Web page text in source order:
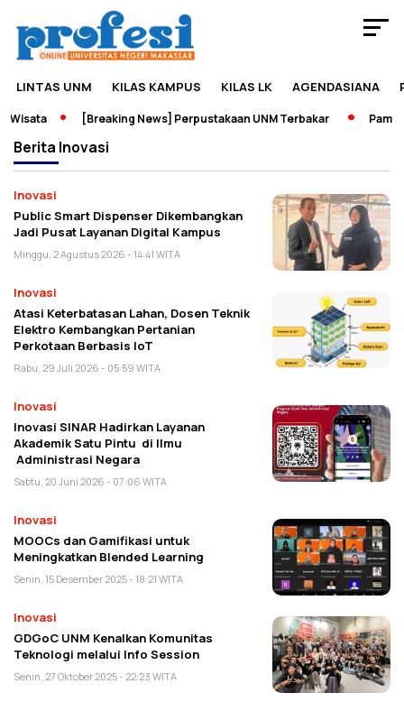
LINTAS UNM KILAS KAMPUS KILAS LK AGENDASIANA
[Breaking News] Perpustakaan UNM Terbakar
Berita Inovasi
Inovasi
Public Smart Dispenser Dikembangkan
Jadi Pusat Layanan Digital Kampus
Minggu, 2 Agustus 2026 - 14:41 WITA
Inovasi
Atasi Keterbatasan Lahan, Dosen Teknik
Elektro Kembangkan Pertanian
Perkotaan Berbasis IoT
Rabu, 29 Juli 2026 - 05:59 WITA
Inovasi
Inovasi SINAR Hadirkan Layanan
Akademik Satu Pintu di Ilmu
Administrasi Negara
Sabtu, 20 Juni 2026 - 07:06 WITA
Inovasi
MOOCs dan Gamifikasi untuk
Meningkatkan Blended Learning
Senin, 15 Desember 2025 - 18:21 WITA
Inovasi
GDGoC UNM Kenalkan Komunitas
Teknologi melalui Info Session
Senin, 27 Oktober 2025 - 22:23 WITA